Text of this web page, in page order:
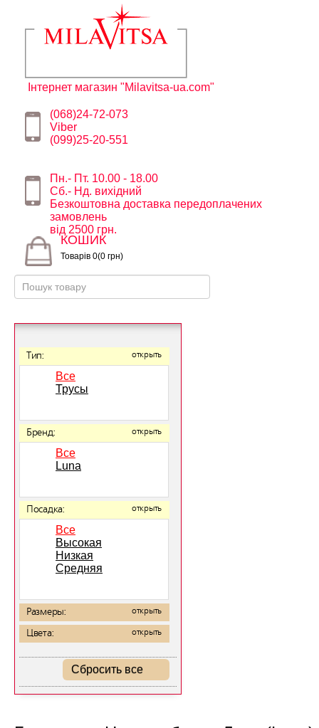
Інтернет магазин "Milavitsa-ua.com"
(068)24-72-073
Viber
(099)25-20-551
Пн.- Пт. 10.00 - 18.00
Сб.- Нд. вихідний
Безкоштовна доставка передоплачених
замовлень
від 2500 грн.
КОШИК
Товарів 0(0 грн)
Тип: открыть
Все
Трусы
Бренд: открыть
Все
Luna
Посадка: открыть
Все
Высокая
Низкая
Средняя
Размеры: открыть
Цвета: открыть
Сбросить все